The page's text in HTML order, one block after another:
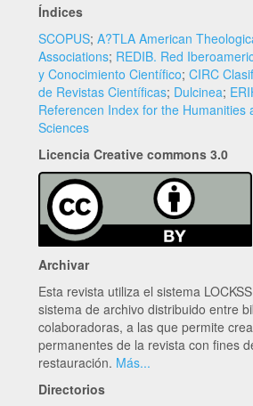
Índices
SCOPUS; A?TLA American
Associations; REDIB. Red
y Conocimiento Científico; CIRC
de Revistas Científicas; Dulcinea;
Referencen Index for the Humanities
Sciences
Licencia Creative commons 3.0
Archivar
Esta revista utiliza el sistema
sistema de archivo distribuido entre
colaboradoras, a las que permite
permanentes de la revista con fines
restauración. Más...
Directorios